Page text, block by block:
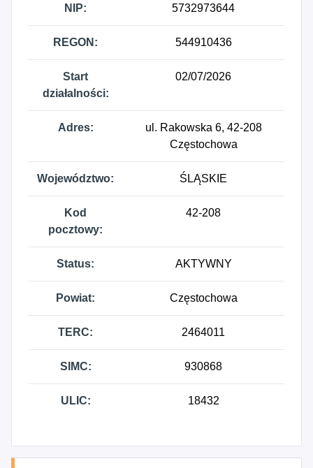
NIP: 5732973644
REGON: 544910436
Start
działalności:
02/07/2026
Adres:
ul. Rakowska 6, 42-208
Częstochowa
Województwo: ŚLĄSKIE
Kod
pocztowy:
42-208
Status: AKTYWNY
Powiat: Częstochowa
TERC: 2464011
SIMC: 930868
ULIC: 18432